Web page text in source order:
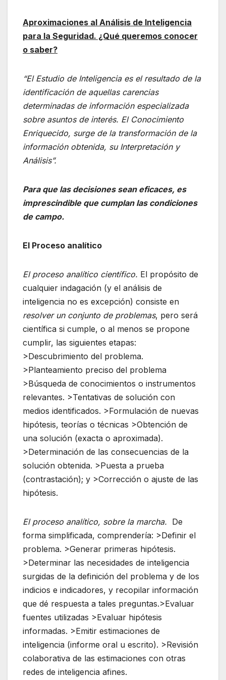
Aproximaciones al Análisis de Inteligencia
para la Seguridad. ¿Qué queremos conocer
o saber?
“El Estudio de Inteligencia es el resultado de la
identificación de aquellas carencias
determinadas de información especializada
sobre asuntos de interés. El Conocimiento
Enriquecido, surge de la transformación de la
información obtenida, su Interpretación y
Análisis”.
Para que las decisiones sean eficaces, es
imprescindible que cumplan las condiciones
de campo.
El Proceso analítico
El proceso analítico científico. El propósito de
cualquier indagación (y el análisis de
inteligencia no es excepción) consiste en
resolver un conjunto de problemas, pero será
científica si cumple, o al menos se propone
cumplir, las siguientes etapas:
>Descubrimiento del problema.
>Planteamiento preciso del problema
>Búsqueda de conocimientos o instrumentos
relevantes. >Tentativas de solución con
medios identificados. >Formulación de nuevas
hipótesis, teorías o técnicas >Obtención de
una solución (exacta o aproximada).
>Determinación de las consecuencias de la
solución obtenida. >Puesta a prueba
(contrastación); y >Corrección o ajuste de las
hipótesis.
El proceso analítico, sobre la marcha. De
forma simplificada, comprendería: >Definir el
problema. >Generar primeras hipótesis.
>Determinar las necesidades de inteligencia
surgidas de la definición del problema y de los
indicios e indicadores, y recopilar información
que dé respuesta a tales preguntas.>Evaluar
fuentes utilizadas >Evaluar hipótesis
informadas. >Emitir estimaciones de
inteligencia (informe oral u escrito). >Revisión
colaborativa de las estimaciones con otras
redes de inteligencia afines.